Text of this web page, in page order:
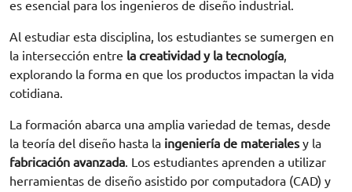
es esencial para los ingenieros de diseño industrial.
Al estudiar esta disciplina, los estudiantes se sumergen en
la intersección entre la creatividad y la tecnología,
explorando la forma en que los productos impactan la vida
cotidiana.
La formación abarca una amplia variedad de temas, desde
la teoría del diseño hasta la ingeniería de materiales y la
fabricación avanzada. Los estudiantes aprenden a utilizar
herramientas de diseño asistido por computadora (CAD) y